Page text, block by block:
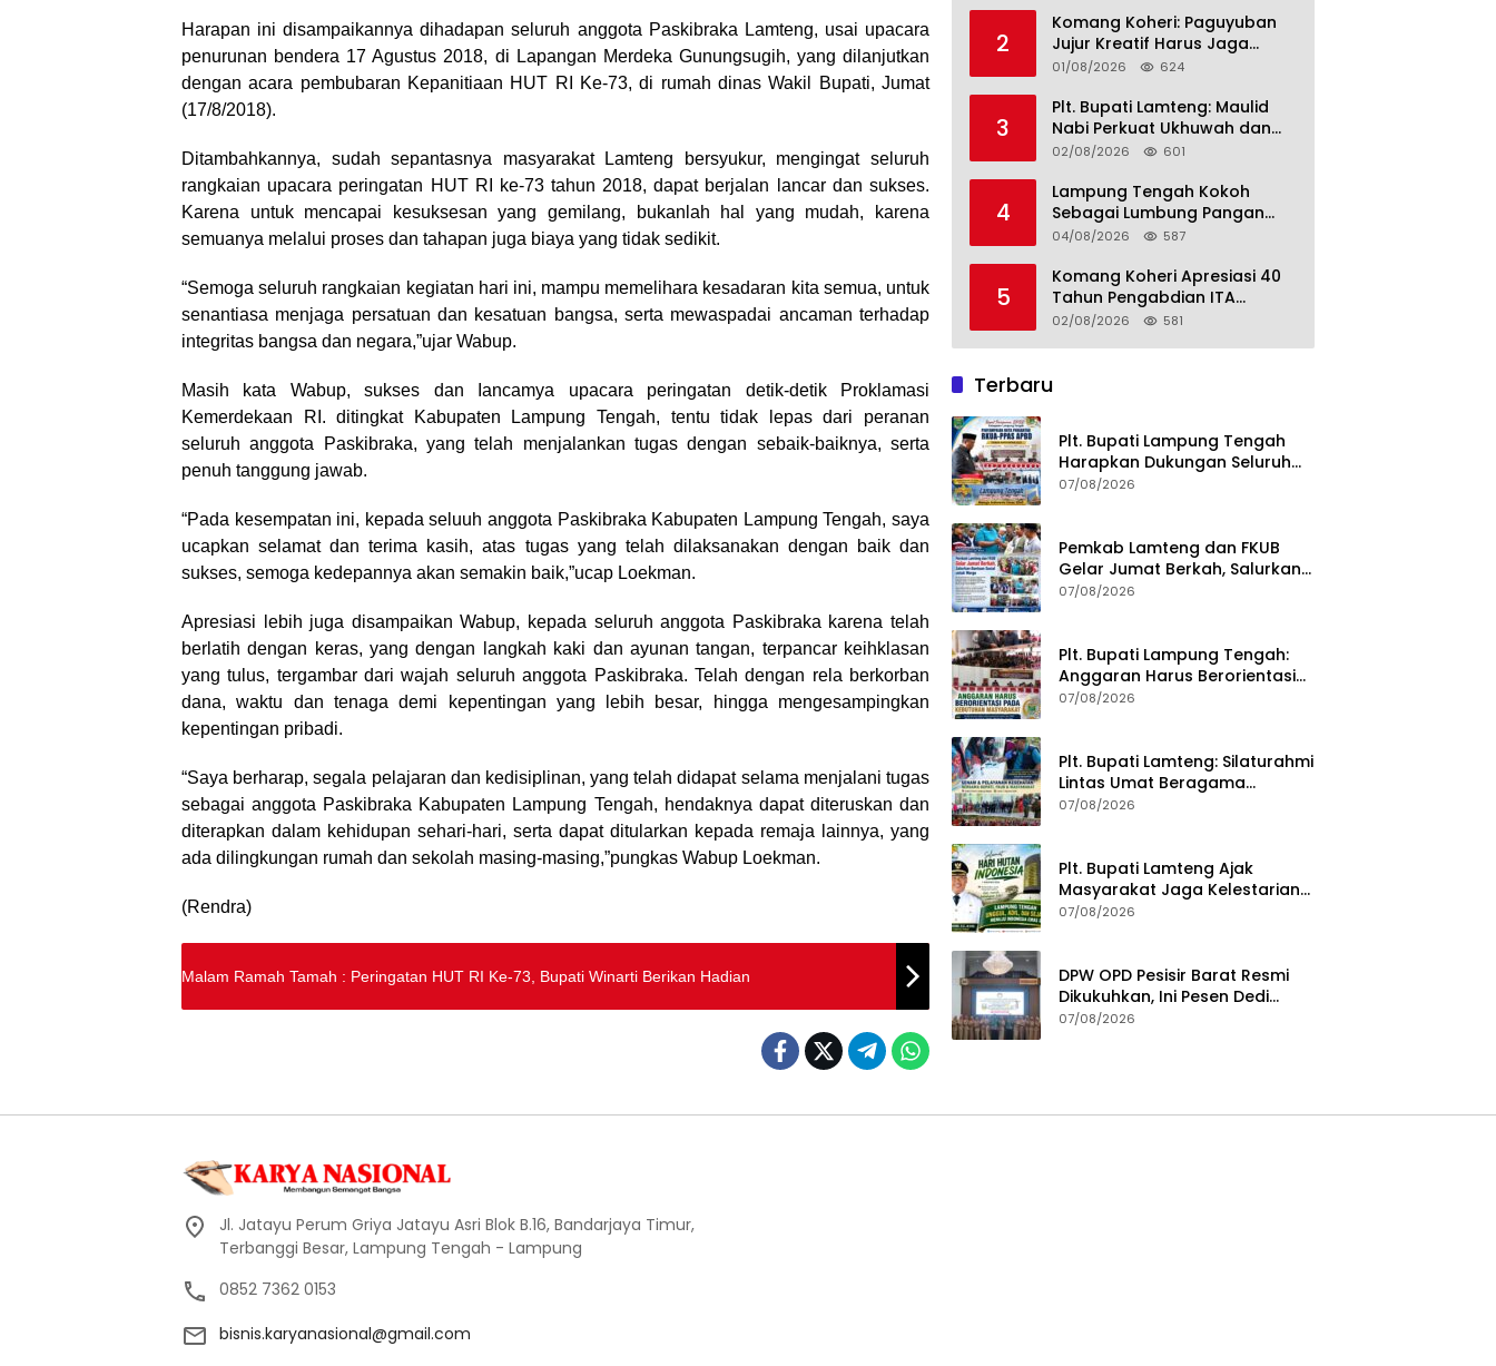
Harapan ini disampaikannya dihadapan seluruh anggota Paskibraka Lamteng, usai upacara
penurunan bendera 17 Agustus 2018, di Lapangan Merdeka Gunungsugih, yang dilanjutkan
dengan acara pembubaran Kepanitiaan HUT RI Ke-73, di rumah dinas Wakil Bupati, Jumat
(17/8/2018).
Ditambahkannya, sudah sepantasnya masyarakat Lamteng bersyukur, mengingat seluruh
rangkaian upacara peringatan HUT RI ke-73 tahun 2018, dapat berjalan lancar dan sukses.
Karena untuk mencapai kesuksesan yang gemilang, bukanlah hal yang mudah, karena
semuanya melalui proses dan tahapan juga biaya yang tidak sedikit.
“Semoga seluruh rangkaian kegiatan hari ini, mampu memelihara kesadaran kita semua, untuk
senantiasa menjaga persatuan dan kesatuan bangsa, serta mewaspadai ancaman terhadap
integritas bangsa dan negara,”ujar Wabup.
Masih kata Wabup, sukses dan Iancamya upacara peringatan detik-detik Proklamasi
Kemerdekaan RI. ditingkat Kabupaten Lampung Tengah, tentu tidak lepas dari peranan
seluruh anggota Paskibraka, yang telah menjalankan tugas dengan sebaik-baiknya, serta
penuh tanggung jawab.
“Pada kesempatan ini, kepada seluuh anggota Paskibraka Kabupaten Lampung Tengah, saya
ucapkan selamat dan terima kasih, atas tugas yang telah dilaksanakan dengan baik dan
sukses, semoga kedepannya akan semakin baik,”ucap Loekman.
Apresiasi lebih juga disampaikan Wabup, kepada seluruh anggota Paskibraka karena telah
berlatih dengan keras, yang dengan langkah kaki dan ayunan tangan, terpancar keihklasan
yang tulus, tergambar dari wajah seluruh anggota Paskibraka. Telah dengan rela berkorban
dana, waktu dan tenaga demi kepentingan yang lebih besar, hingga mengesampingkan
kepentingan pribadi.
“Saya berharap, segala pelajaran dan kedisiplinan, yang telah didapat selama menjalani tugas
sebagai anggota Paskibraka Kabupaten Lampung Tengah, hendaknya dapat diteruskan dan
diterapkan dalam kehidupan sehari-hari, serta dapat ditularkan kepada remaja lainnya, yang
ada dilingkungan rumah dan sekolah masing-masing,”pungkas Wabup Loekman.
(Rendra)
Malam Ramah Tamah : Peringatan HUT RI Ke-73, Bupati Winarti Berikan Hadian
2
Komang Koheri: Paguyuban
Jujur Kreatif Harus Jaga
Persatuan untuk Kemajuan
01/08/2026 624
3
Plt. Bupati Lamteng: Maulid
Nabi Perkuat Ukhuwah dan
Jaga Kerukunan Umat
02/08/2026 601
4
Lampung Tengah Kokoh
Sebagai Lumbung Pangan
dan Kekuatan Perkebunan
Kemandirian Pangan adalah
Fondasi Menuju Indonesia
Emas 2045
04/08/2026 587
5
Komang Koheri Apresiasi 40
Tahun Pengabdian ITA
Optical Group untuk
02/08/2026 581
Terbaru
Plt. Bupati Lampung Tengah
Harapkan Dukungan Seluruh
Pimpinan DPRD Bahas RKUA-
07/08/2026
Pemkab Lamteng dan FKUB
Gelar Jumat Berkah, Salurkan
Bantuan Sosial untuk Warga
07/08/2026
Plt. Bupati Lampung Tengah:
Anggaran Harus Berorientasi
pada Kebutuhan Masyarakat
07/08/2026
Plt. Bupati Lamteng: Silaturahmi
Lintas Umat Beragama
Menjaga Kondusivitas Daerah
07/08/2026
Plt. Bupati Lamteng Ajak
Masyarakat Jaga Kelestarian
Alam pada Peringatan Hari
07/08/2026
DPW OPD Pesisir Barat Resmi
Dikukuhkan, Ini Pesen Dedi
Irawan
07/08/2026
Jl. Jatayu Perum Griya Jatayu Asri Blok B.16, Bandarjaya Timur,
Terbanggi Besar, Lampung Tengah - Lampung
0852 7362 0153
bisnis.karyanasional@gmail.com